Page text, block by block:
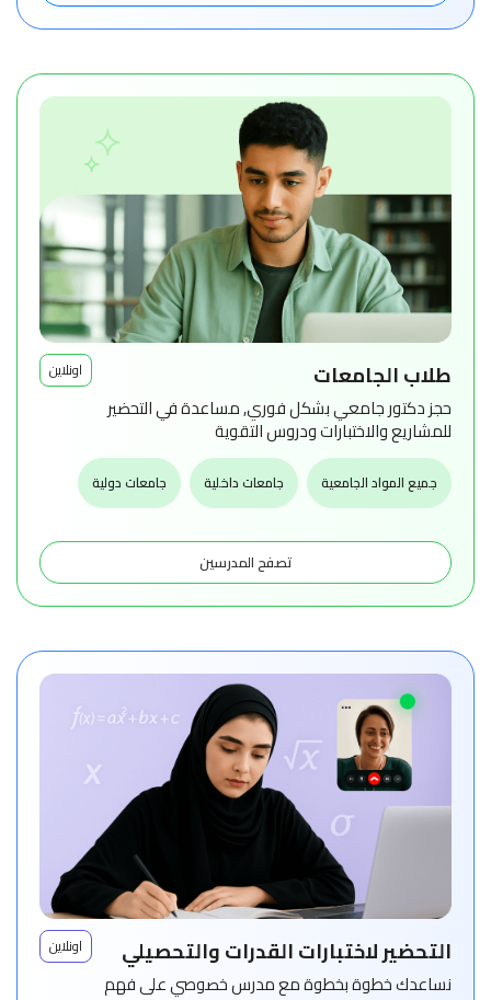
اونلاين طلاب الجامعات
حجز دكتور جامعي بشكل فوري, مساعدة في التحضير
للمشاريع والاختبارات ودروس التقوية
جميع المواد الجامعية جامعات داخلية جامعات دولية
تصفح المدرسين
اونلاين التحضير لاختبارات القدرات والتحصيلي
نساعدك خطوة بخطوة مع مدرس خصوصي على فهم